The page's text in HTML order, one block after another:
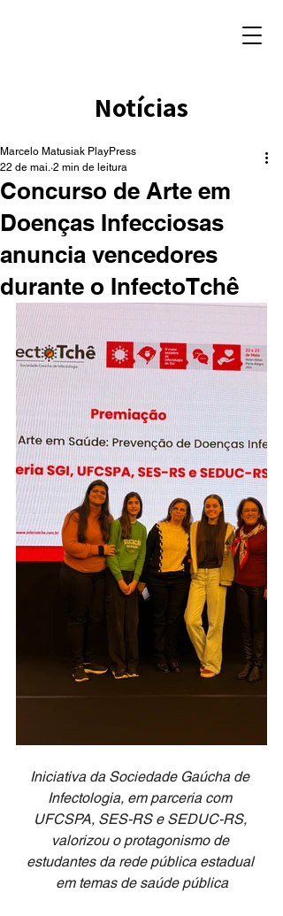
Notícias
Concurso de Arte em
Doenças Infecciosas
anuncia vencedores
durante o InfectoTchê
Marcelo Matusiak PlayPress
22 de mai. 2 min de leitura
Iniciativa da Sociedade Gaúcha de
Infectologia, em parceria com
UFCSPA, SES-RS e SEDUC-RS,
valorizou o protagonismo de
estudantes da rede pública estadual
em temas de saúde pública